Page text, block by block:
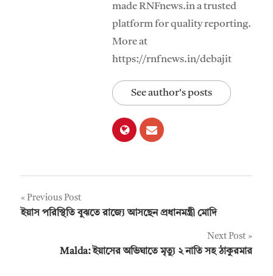
made RNFnews.in a trusted
platform for quality reporting.
More at
https://rnfnews.in/debajit
See author's posts
Post
Previous Post
ইয়াস পরিস্থিতি বুঝতে রাজ্যে আসছেন প্রধানমন্ত্রী মোদি
Next Post
Malda: ইয়াসের অভিঘাতে মৃত্যু ২ নাতি সহ ঠাকুরমার